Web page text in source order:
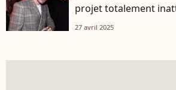
projet totalement
27 avril 2025